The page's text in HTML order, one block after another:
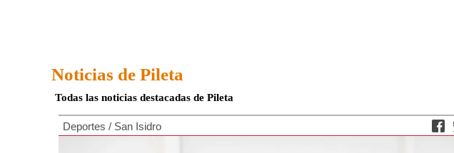
Noticias de Pileta
Todas las noticias destacadas de Pileta
Deportes / San Isidro